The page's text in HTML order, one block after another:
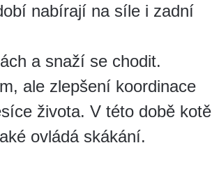
nabírají na síle i zadní
a snaží se chodit.
ale zlepšení koordinace
života. V této době kotě
ovládá skákání.